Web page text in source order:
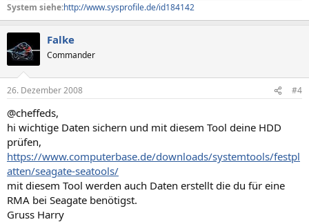
System siehe:http://www.sysprofile.de/id184142
Falke
Commander
26. Dezember 2008 #4
@cheffeds,
hi wichtige Daten sichern und mit diesem Tool deine HDD
prüfen,
https://www.computerbase.de/downloads/systemtools/festpl
atten/seagate-seatools/
mit diesem Tool werden auch Daten erstellt die du für eine
RMA bei Seagate benötigst.
Gruss Harry